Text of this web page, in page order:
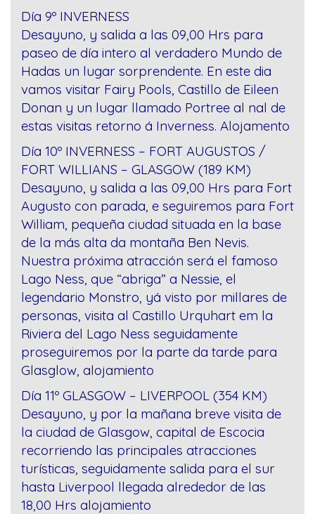
Día 9º INVERNESS
Desayuno, y salida a las 09,00 Hrs para
paseo de día intero al verdadero Mundo de
Hadas un lugar sorprendente. En este dia
vamos visitar Fairy Pools, Castillo de Eileen
Donan y un lugar llamado Portree al nal de
estas visitas retorno á Inverness. Alojamento
Día 10º INVERNESS – FORT AUGUSTOS /
FORT WILLIANS – GLASGOW (189 KM)
Desayuno, y salida a las 09,00 Hrs para Fort
Augusto con parada, e seguiremos para Fort
William, pequeña ciudad situada en la base
de la más alta da montaña Ben Nevis.
Nuestra próxima atracción será el famoso
Lago Ness, que “abriga” a Nessie, el
legendario Monstro, yá visto por millares de
personas, visita al Castillo Urquhart em la
Riviera del Lago Ness seguidamente
proseguiremos por la parte da tarde para
Glasglow, alojamiento
Día 11º GLASGOW – LIVERPOOL (354 KM)
Desayuno, y por la mañana breve visita de
la ciudad de Glasgow, capital de Escocia
recorriendo las principales atracciones
turísticas, seguidamente salida para el sur
hasta Liverpool llegada alrededor de las
18,00 Hrs alojamiento